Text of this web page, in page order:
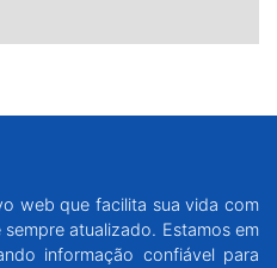
web que facilita sua vida com
atualizado. Estamos em
informação confiável para